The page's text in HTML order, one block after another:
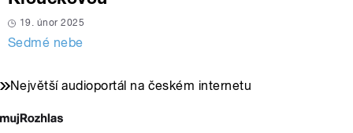
19. únor 2025
Sedmé nebe
Největší audioportál na českém internetu